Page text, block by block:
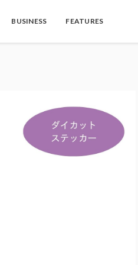
BUSINESS FEATURES